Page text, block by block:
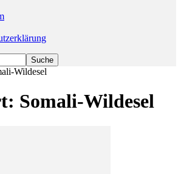
Wildesel
Somali-Wildesel